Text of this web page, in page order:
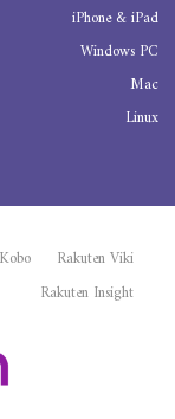
iPhone & iPad
Windows PC
Mac
Linux
Rakuten Viki
Rakuten Insight